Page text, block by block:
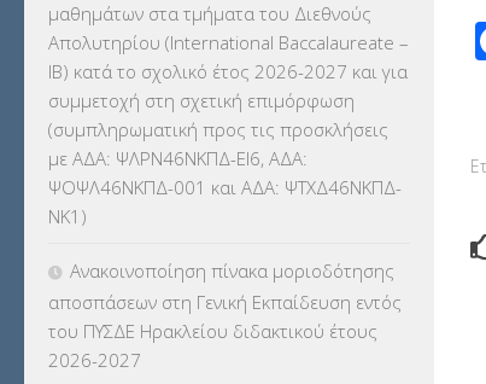
ΕΠΙΜΟΡΦΩΣΗ Τ.Π.Ε.(10)
ΕΥΡΩΠΑΪΚΑ ΠΡΟΓΡΑΜΜΑΤΑ(230)
ΚΕΣΥ(60)
ΚΕΣΥΠ(109)
ΓΛΩΣΣΟΜΑΘΕΙΑΣ(135)
ΚΠπ- ΚΡΑΤΙΚΟ ΠΙΣΤΟΠΟΙΗΤΙΚΟ
ΠΛΗΡΟΦΟΡΙΚΗΣ
μαθημάτων στα τμήματα του Διεθνούς
Απολυτηρίου (International Baccalaureate –
IB) κατά το σχολικό έτος 2026-2027 και για
συμμετοχή στη σχετική επιμόρφωση
(συμπληρωματική προς τις προσκλήσεις
με ΑΔΑ: ΨΛΡΝ46ΝΚΠΔ-ΕΙ6, ΑΔΑ:
ΨΟΨΛ46ΝΚΠΔ-001 και ΑΔΑ: ΨΤΧΔ46ΝΚΠΔ-
ΝΚ1)
Ανακοινοποίηση πίνακα μοριοδότησης
αποσπάσεων στη Γενική Εκπαίδευση εντός
του ΠΥΣΔΕ Ηρακλείου διδακτικού έτους
2026-2027